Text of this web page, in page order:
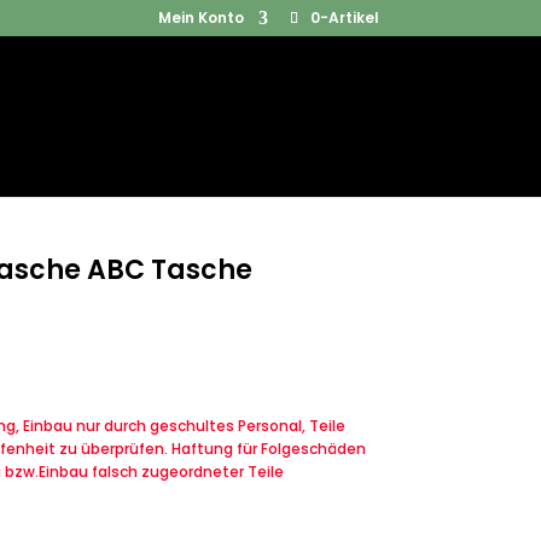
Mein Konto 0-Artikel
Products
ABC Tasche
Einbau nur durch geschultes Personal, Teile
zu überprüfen. Haftung für Folgeschäden
falsch zugeordneter Teile